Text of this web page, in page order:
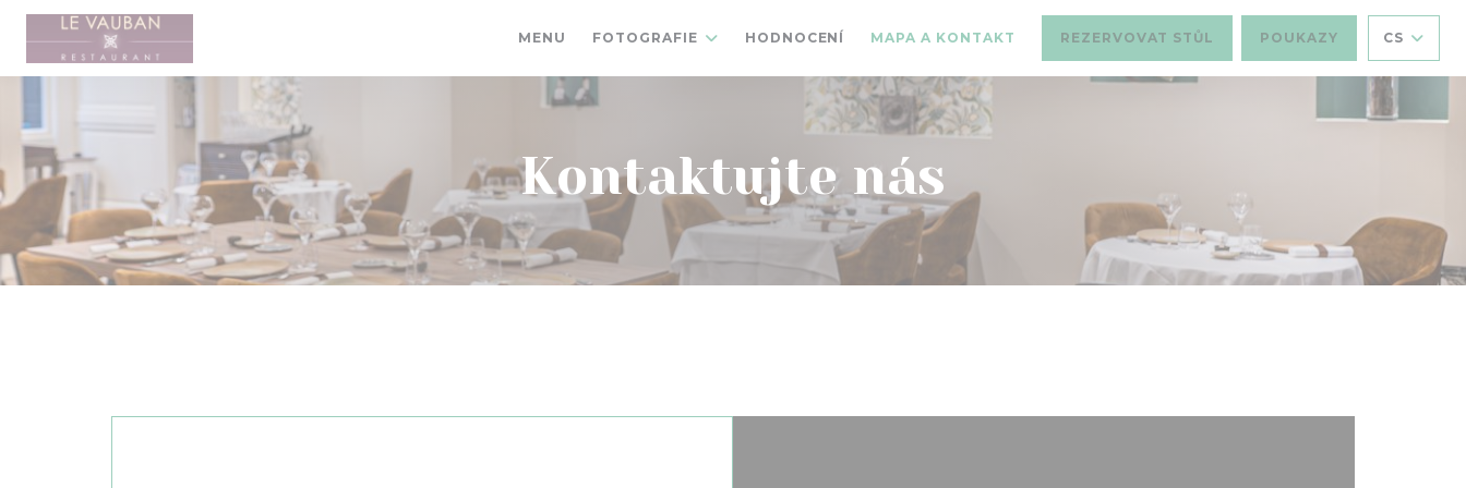
Panel pro správu cookies
MENU FOTOGRAFIE HODNOCENÍ MAPA A KONTAKT REZERVOVAT STŮL POUKAZY CS
Kontaktujte nás